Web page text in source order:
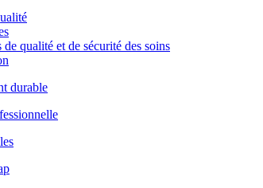
de qualité et de sécurité des soins
durable